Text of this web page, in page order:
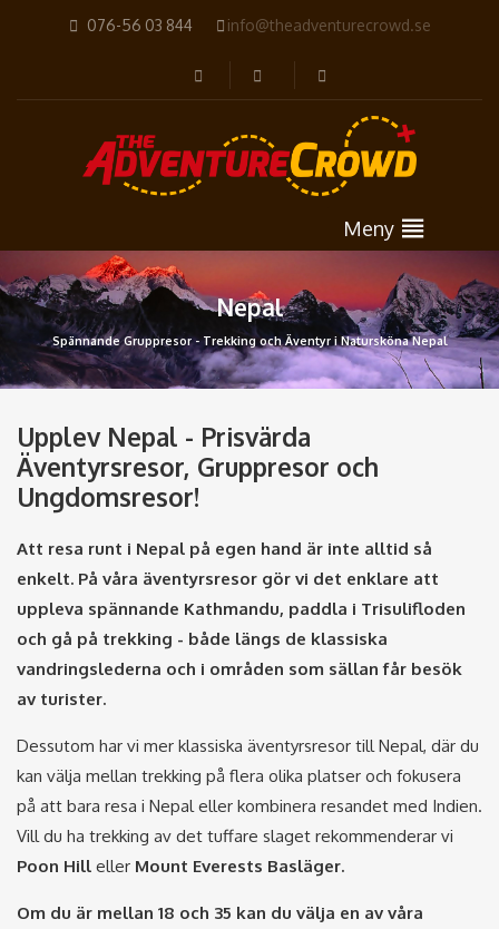
076-56 03 844 info@theadventurecrowd.se
Meny
Nepal
Spännande Gruppresor - Trekking och Äventyr i Natursköna Nepal
Upplev Nepal - Prisvärda
Äventyrsresor, Gruppresor och
Ungdomsresor!
Att resa runt i Nepal på egen hand är inte alltid så
enkelt. På våra äventyrsresor gör vi det enklare att
uppleva spännande Kathmandu, paddla i Trisulifloden
och gå på trekking - både längs de klassiska
vandringslederna och i områden som sällan får besök
av turister.
Dessutom har vi mer klassiska äventyrsresor till Nepal, där du
kan välja mellan trekking på flera olika platser och fokusera
på att bara resa i Nepal eller kombinera resandet med Indien.
Vill du ha trekking av det tuffare slaget rekommenderar vi
Poon Hill eller Mount Everests Basläger.
Om du är mellan 18 och 35 kan du välja en av våra